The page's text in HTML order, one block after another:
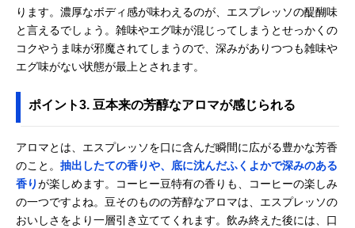
ります。濃厚なボディ感が味わえるのが、エスプレッソの醍醐味
と言えるでしょう。雑味やエグ味が混じってしまうとせっかくの
コクやうま味が邪魔されてしまうので、深みがありつつも雑味や
エグ味がない状態が最上とされます。
ポイント3. 豆本来の芳醇なアロマが感じられる
アロマとは、エスプレッソを口に含んだ瞬間に広がる豊かな芳香
のこと。 抽出したての香りや、底に沈んだふくよかで深みのある
香りが楽しめます。コーヒー豆特有の香りも、コーヒーの楽しみ
の一つですよね。豆そのものの芳醇なアロマは、エスプレッソの
おいしさをより一層引き立ててくれます。飲み終えた後には、口